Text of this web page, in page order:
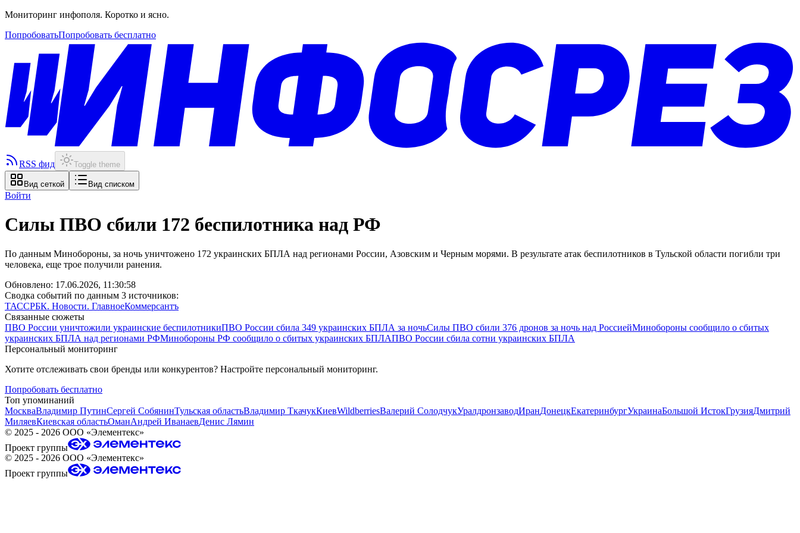
Мониторинг инфополя. Коротко и ясно.
ПопробоватьПопробовать бесплатно
RSS фид Toggle theme
Вид сеткой Вид списком
Войти
Силы ПВО сбили 172 беспилотника над РФ
По данным Минобороны, за ночь уничтожено 172 украинских БПЛА над регионами России, Азовским и Черным морями. В результате атак беспилотников в Тульской области погибли три
человека, еще трое получили ранения.
Обновлено: 17.06.2026, 11:30:58
Сводка событий по данным 3 источников:
ТАССРБК. Новости. ГлавноеКоммерсантъ
Связанные сюжеты
ПВО России уничтожили украинские беспилотникиПВО России сбила 349 украинских БПЛА за ночьСилы ПВО сбили 376 дронов за ночь над РоссиейМинобороны сообщило о сбитых
украинских БПЛА над регионами РФМинобороны РФ сообщило о сбитых украинских БПЛАПВО России сбила сотни украинских БПЛА
Персональный мониторинг
Хотите отслеживать свои бренды или конкурентов? Настройте персональный мониторинг.
Попробовать бесплатно
Топ упоминаний
МоскваВладимир ПутинСергей СобянинТульская областьВладимир ТкачукКиевWildberriesВалерий СолодчукУралдронзаводИранДонецкЕкатеринбургУкраинаБольшой ИстокГрузияДмитрий
МиляевКиевская областьОманАндрей ИванаевДенис Лямин
© 2025 - 2026 ООО «Элементекс»
Проект группы
© 2025 - 2026 ООО «Элементекс»
Проект группы